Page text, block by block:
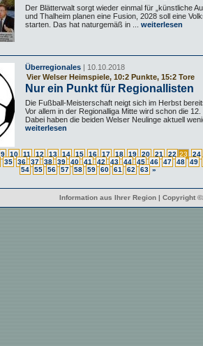
Der Blätterwalt sorgt wieder einmal für „künstliche
und Thalheim planen eine Fusion, 2028 soll eine
starten. Das hat naturgemäß in ...
weiterlesen
Überregionales | 10.10.2018
Vier Welser Heimspiele, 10:2 Punkte, 15:2 Tore
Nur ein Punkt für Regionallisten
Die Fußball-Meisterschaft neigt sich im Herbst
Vor allem in der Regionalliga Mitte wird schon die
Dabei haben die beiden Welser Neulinge aktuell
weiterlesen
9 10 11 12 13 14 15 16 17 18 19 20 21 22 23
24
35 36 37 38 39 40 41 42 43 44 45 46 47 48
49
54
55 56 57 58 59 60 61 62 63»
Information aus Ihrer Region | Copyright